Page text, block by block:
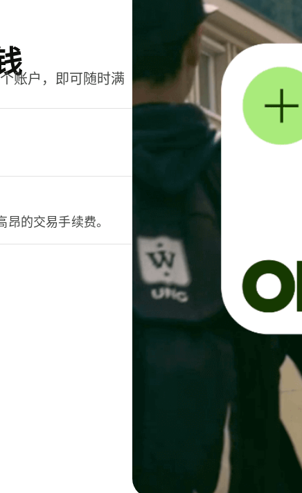
账户，即可随时满
的交易手续费。